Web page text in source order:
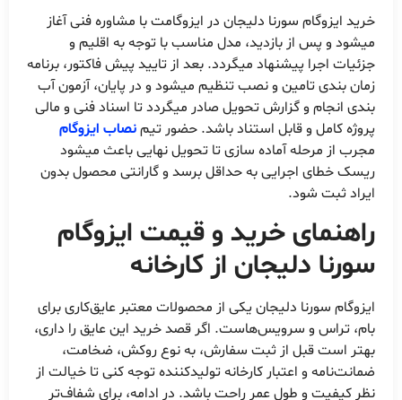
خرید ایزوگام سورنا دلیجان در ایزوگامت با مشاوره فنی آغاز
میشود و پس از بازدید، مدل مناسب با توجه به اقلیم و
جزئیات اجرا پیشنهاد میگردد. بعد از تایید پیش فاکتور، برنامه
زمان بندی تامین و نصب تنظیم میشود و در پایان، آزمون آب
بندی انجام و گزارش تحویل صادر میگردد تا اسناد فنی و مالی
پروژه کامل و قابل استناد باشد. حضور تیمنصاب ایزوگام
مجرب از مرحله آماده سازی تا تحویل نهایی باعث میشود
ریسک خطای اجرایی به حداقل برسد و گارانتی محصول بدون
ایراد ثبت شود.
راهنمای خرید و قیمت ایزوگام
سورنا دلیجان از کارخانه
ایزوگام سورنا دلیجان یکی از محصولات معتبر عایق‌کاری برای
بام، تراس و سرویس‌هاست. اگر قصد خرید این عایق را داری،
بهتر است قبل از ثبت سفارش، به نوع روکش، ضخامت،
ضمانت‌نامه و اعتبار کارخانه تولیدکننده توجه کنی تا خیالت از
نظر کیفیت و طول عمر راحت باشد. در ادامه، برای شفاف‌تر